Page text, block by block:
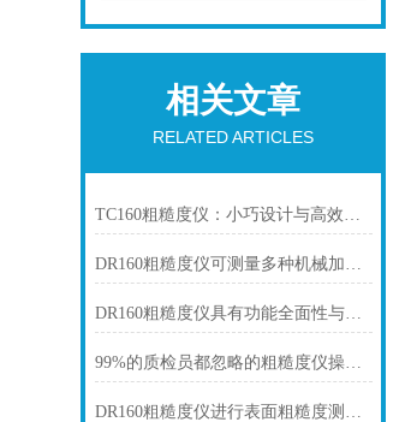
相关文章
RELATED ARTICLES
TC160粗糙度仪：小巧设计与高效性能的结合
DR160粗糙度仪可测量多种机械加工零件的表面粗糙度
DR160粗糙度仪具有功能全面性与高效快捷的测量能力
99%的质检员都忽略的粗糙度仪操作细节！你的测量数据真的准确吗？
DR160粗糙度仪进行表面粗糙度测量的具体步骤